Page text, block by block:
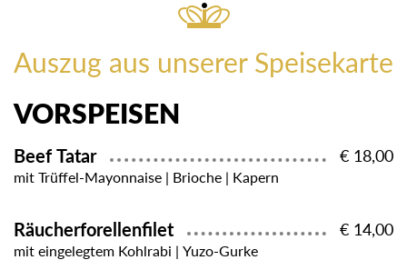
Auszug aus unserer Speisekarte
VORSPEISEN
Beef Tatar € 18,00
mit Trüffel-Mayonnaise | Brioche | Kapern
Räucherforellenfilet € 14,00
mit eingelegtem Kohlrabi | Yuzo-Gurke